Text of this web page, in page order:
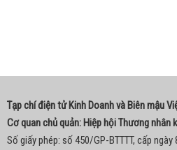
Tạp chí điện tử Kinh Doanh và Biên mậu
Cơ quan chủ quản: Hiệp hội Thương nhân
Số giấy phép: số 450/GP-BTTTT, cấp